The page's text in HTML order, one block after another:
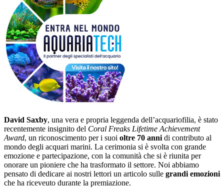
David Saxby, una vera e propria leggenda dell’acquariofilia, è stato
recentemente insignito del Coral Freaks Lifetime Achievement
Award, un riconoscimento per i suoi oltre 70 anni di contributo al
mondo degli acquari marini. La cerimonia si è svolta con grande
emozione e partecipazione, con la comunità che si è riunita per
onorare un pioniere che ha trasformato il settore. Noi abbiamo
pensato di dedicare ai nostri lettori un articolo sulle grandi emozioni
che ha riceveuto durante la premiazione.